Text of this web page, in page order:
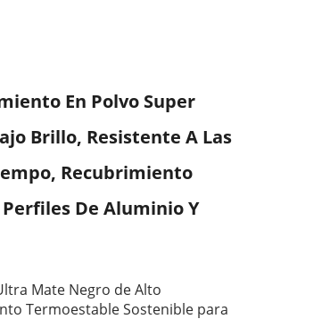
En Polvo Super
Brillo, Resistente A Las
Recubrimiento
De Aluminio Y
Mate Negro de Alto
Termoestable Sostenible para